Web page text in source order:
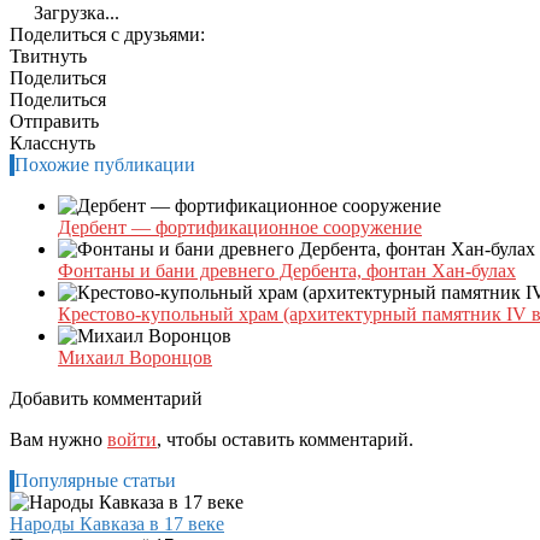
Загрузка...
Поделиться с друзьями:
Твитнуть
Поделиться
Поделиться
Отправить
Класснуть
Похожие публикации
Дербент — фортификационное сооружение
Фонтаны и бани древнего Дербента, фонтан Хан-булах
Крестово-купольный храм (архитектурный памятник IV
Михаил Воронцов
Добавить комментарий
Вам нужно войти, чтобы оставить комментарий.
Популярные статьи
Народы Кавказа в 17 веке